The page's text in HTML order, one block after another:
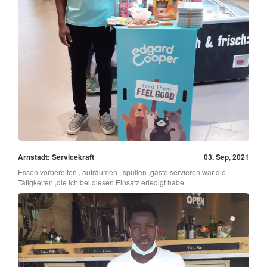
Arnstadt: Servicekraft 03. Sep, 2021
Essen vorbereiten , aufräumen , spüllen ,gäste servieren war die
Tätigkeiten ,die ich bei diesen Einsatz erledigt habe